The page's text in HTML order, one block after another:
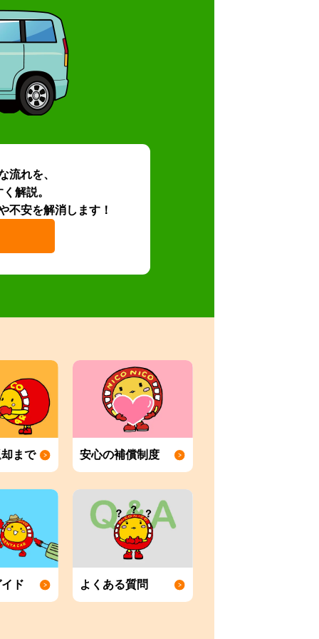
流れを、
解説。
不安を解消します！
まで 安心の補償制度
ド よくある質問